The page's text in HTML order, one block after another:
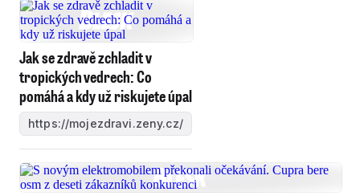
Jak se zdravě zchladit v
tropických vedrech: Co
pomáhá a kdy už riskujete úpal
https://mojezdravi.zeny.cz/